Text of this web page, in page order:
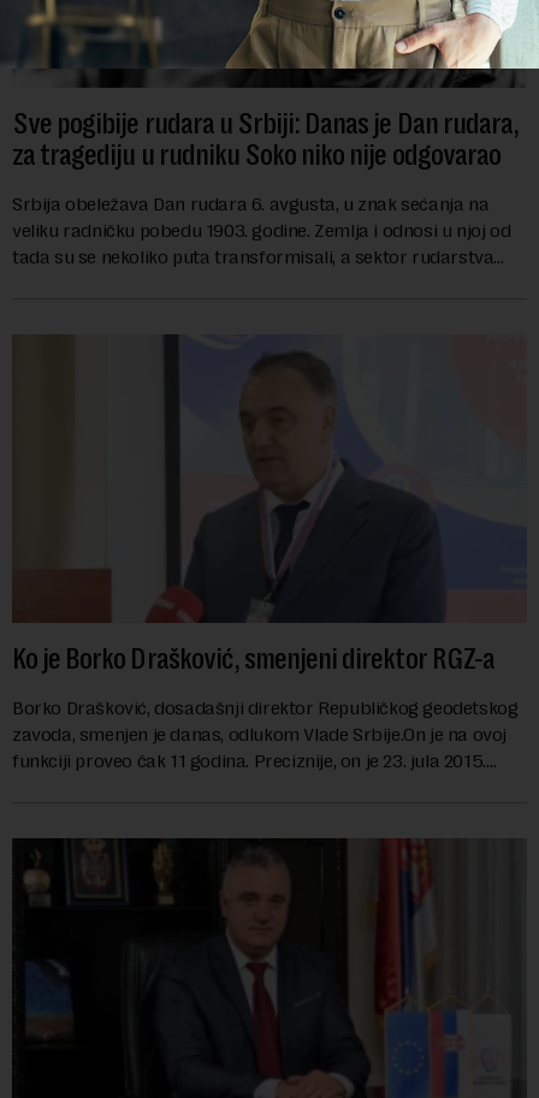
Sve pogibije rudara u Srbiji: Danas je Dan rudara,
za tragediju u rudniku Soko niko nije odgovarao
Srbija obeležava Dan rudara 6. avgusta, u znak sećanja na
veliku radničku pobedu 1903. godine. Zemlja i odnosi u njoj od
tada su se nekoliko puta transformisali, a sektor rudarstva
Ko je Borko Drašković, smenjeni direktor RGZ-a
Borko Drašković, dosadašnji direktor Republičkog geodetskog
zavoda, smenjen je danas, odlukom Vlade Srbije.On je na ovoj
funkciji proveo čak 11 godina. Preciznije, on je 23. jula 2015.